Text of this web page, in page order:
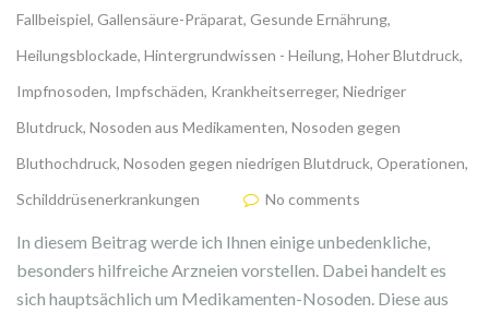
Fallbeispiel, Gallensäure-Präparat, Gesunde Ernährung,
Heilungsblockade, Hintergrundwissen - Heilung, Hoher Blutdruck,
Impfnosoden, Impfschäden, Krankheitserreger, Niedriger
Blutdruck, Nosoden aus Medikamenten, Nosoden gegen
Bluthochdruck, Nosoden gegen niedrigen Blutdruck, Operationen,
Schilddrüsenerkrankungen
No comments
In diesem Beitrag werde ich Ihnen einige unbedenkliche,
besonders hilfreiche Arzneien vorstellen. Dabei handelt es
sich hauptsächlich um Medikamenten-Nosoden. Diese aus